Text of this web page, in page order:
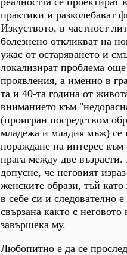
практики и разколебават
Изкуството, в частност
болезнено откликват на
ужас от остаряването и
локализират проблема
проявления, а именно в
та и 40-та година от
вниманието към
(проигран посредством
младежа и младия мъж) се
пораждане на интерес към
прага между две
допусне, че неговият
женските образи, тъй
в себе си и следователно
свързана както с неговото
завършека му.
Любопитно е да се